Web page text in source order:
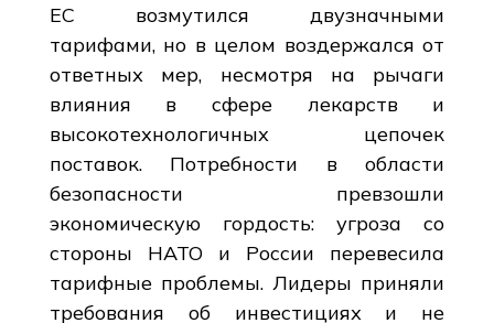
ЕС возмутился двузначными
тарифами, но в целом воздержался от
ответных мер, несмотря на рычаги
влияния в сфере лекарств и
высокотехнологичных цепочек
поставок. Потребности в области
безопасности превзошли
экономическую гордость: угроза со
стороны НАТО и России перевесила
тарифные проблемы. Лидеры приняли
требования об инвестициях и не